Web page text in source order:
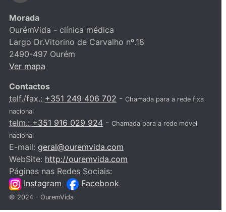
Morada
OurémVida - clínica médica
Largo Dr.Vitorino de Carvalho nº.18
2490-497 Ourém
Ver mapa
Contactos
telf./fax.: +351 249 406 702 - Chamada para a rede fixa
nacional
telm.: +351 916 029 924 - Chamada para a rede móvel
nacional
E-mail: geral@ouremvida.com
WebSite: http://ouremvida.com
Páginas nas Redes Sociais:
Instagram
Facebook
© 2024 - OuremVida